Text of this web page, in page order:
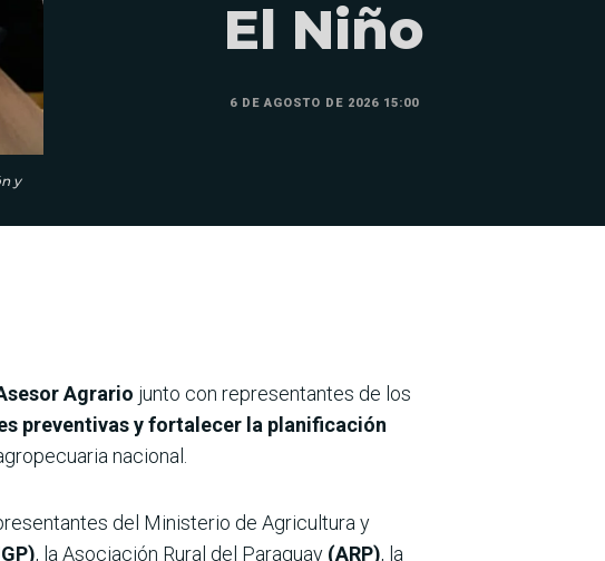
y
El Niño
6 DE AGOSTO DE 2026 15:00
Agrario junto con representantes de los
preventivas y fortalecer la planificación
nacional.
del Ministerio de Agricultura y
, la Asociación Rural del Paraguay (ARP), la